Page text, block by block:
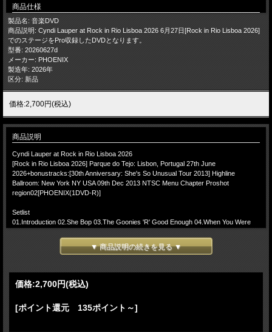
商品仕様
製品名: 音楽DVD
商品説明: Cyndi Lauper at Rock in Rio Lisboa 2026 6月27日[Rock in Rio Lisboa 2026]
でのステージをPro収録したDVDとなります。
型番: 20260627d
メーカー: PHOENIX
製造年: 2026年
区分: 新品
価格:2,700円(税込)
商品説明
Cyndi Lauper at Rock in Rio Lisboa 2026
[Rock in Rio Lisboa 2026] Parque do Tejo: Lisbon, Portugal 27th June
2026+bonustracks:[30th Anniversary: She's So Unusual Tour 2013] Highline
Ballroom: New York NY USA 09th Dec 2013 NTSC Menu Chapter Proshot
region02[PHOENIX(1DVD-R)]
Setlist
01.Introduction 02.She Bop 03.The Goonies 'R' Good Enough 04.When You Were
08.Time After Time 09.Money Changes Everything(The Brains cover) 10.Shine
11.True Colors 12.Girls Just Want to Have Fun
13.Intro 14.Money Changes Everything 15.Girls Just Want to Have Fun 16.When
You Were Mine 17.Time After Time 18.Lauper's Talking 19.She Bop 20.All Through
25.Yeah Yeah
▼ 商品説明の続きを見る ▼
価格:2,700円(税込)
[ポイント還元 135ポイント～]